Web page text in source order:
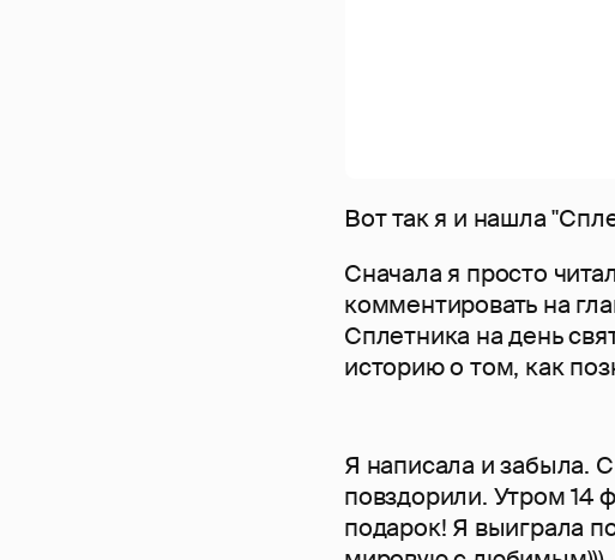
Вот так я и нашла
Сначала я просто
комментировать на
Сплетника на день
историю о том, как
Я написала и забыла.
повздорили. Утром 14
подарок! Я выиграла